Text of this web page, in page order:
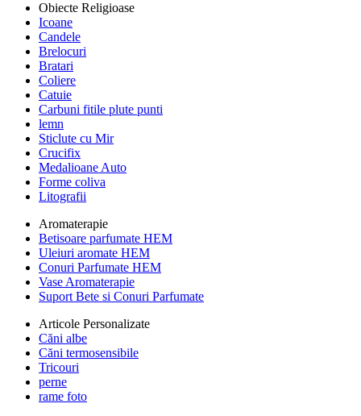
Obiecte Religioase
Icoane
Candele
Brelocuri
Bratari
Coliere
Catuie
Carbuni fitile plute punti
lemn
Sticlute cu Mir
Crucifix
Medalioane Auto
Forme coliva
Litografii
Aromaterapie
Betisoare parfumate HEM
Uleiuri aromate HEM
Conuri Parfumate HEM
Vase Aromaterapie
Suport Bete si Conuri Parfumate
Articole Personalizate
Căni albe
Căni termosensibile
Tricouri
perne
rame foto